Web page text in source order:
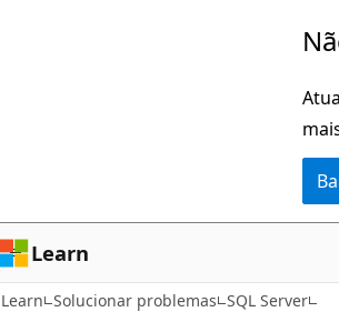
Learn
Learn Solucionar problemas SQL Server